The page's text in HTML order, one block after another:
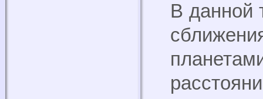
В данной